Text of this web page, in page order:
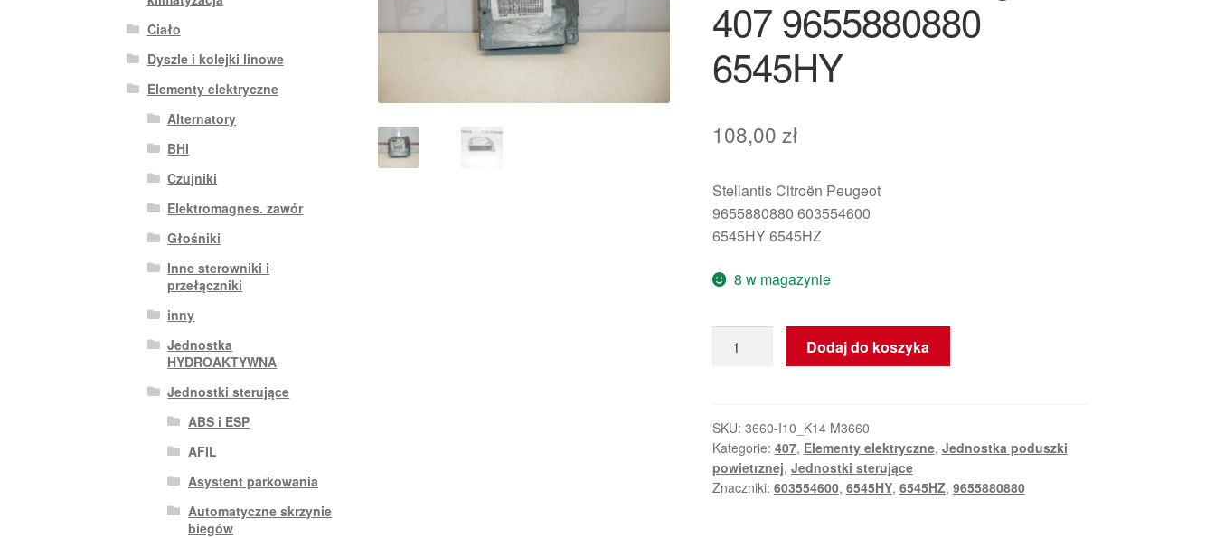
407 9655880880
6545HY
108,00 zł
Stellantis Citroën Peugeot
9655880880 603554600
6545HY 6545HZ
8 w magazynie
Jednostka
Peugeot
407
9655880880
6545HY
Dodaj do koszyka
SKU: 3660-I10_K14 M3660
Kategorie: 407, Elementy elektryczne, Jednostka poduszki
powietrznej, Jednostki sterujące
Znaczniki: 603554600, 6545HY, 6545HZ, 9655880880
Ciało
Dyszle i kolejki linowe
Elementy elektryczne
Alternatory
BHI
Czujniki
Elektromagnes. zawór
Głośniki
Inne sterowniki i
przełączniki
inny
Jednostka
HYDROAKTYWNA
Jednostki sterujące
ABS i ESP
AFIL
Asystent parkowania
Automatyczne skrzynie
biegów